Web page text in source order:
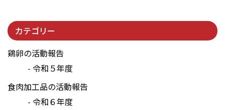
カテゴリー
鶏卵の活動報告
令和５年度
食肉加工品の活動報告
令和６年度